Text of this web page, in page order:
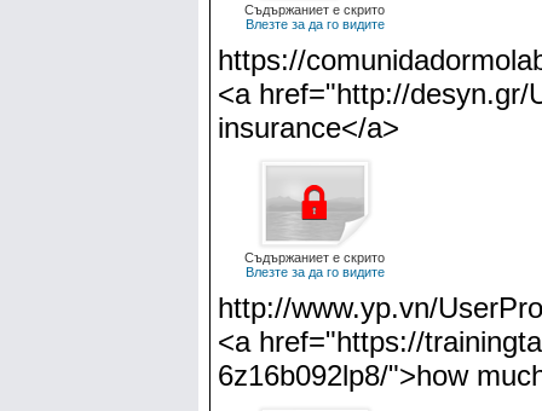
Съдържаниет е скрито
Влезте за да го видите
https://
<a href="http://desyn.gr/
insurance</a>
Съдържаниет е скрито
Влезте за да го видите
http://www.yp.vn/
<a href="https://
6z16b092lp8/">how